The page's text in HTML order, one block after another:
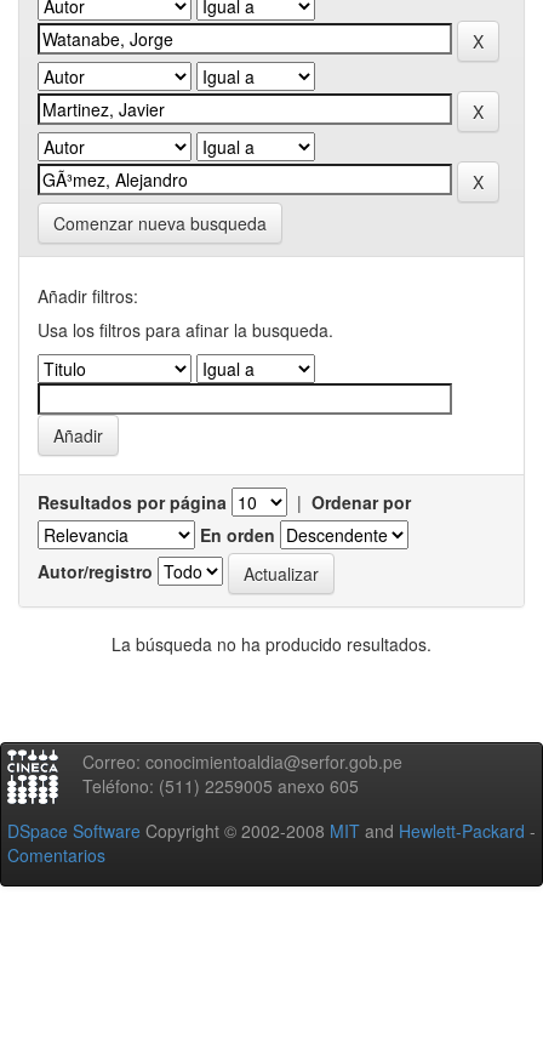
Comenzar nueva busqueda
Añadir filtros:
Usa los filtros para afinar la busqueda.
Resultados por página | Ordenar por
En orden
Autor/registro
La búsqueda no ha producido resultados.
Correo: conocimientoaldia@serfor.gob.pe
Teléfono: (511) 2259005 anexo 605
DSpace Software Copyright © 2002-2008 MIT and Hewlett-Packard -
Comentarios